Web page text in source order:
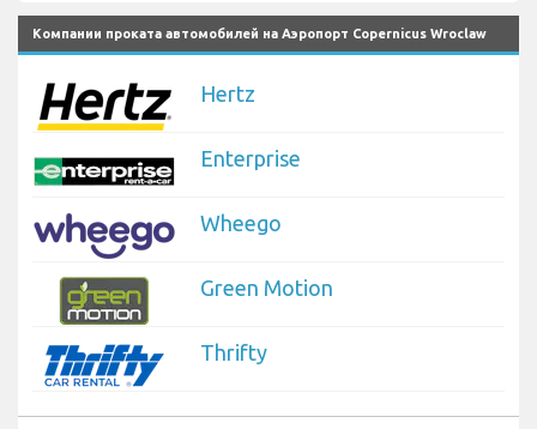
Компании проката автомобилей на Аэропорт Copernicus Wroclaw
Hertz
Enterprise
Wheego
Green Motion
Thrifty